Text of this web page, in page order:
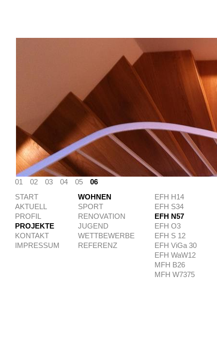
01 02 03 04 05
06
START
AKTUELL
PROFIL
PROJEKTE
KONTAKT
IMPRESSUM
EFH H14
EFH S34
EFH N57
EFH O3
EFH S 12
EFH ViGa 30
EFH WaW12
MFH B26
MFH W7375
WOHNEN
SPORT
RENOVATION
JUGEND
WETTBEWERBE
REFERENZ